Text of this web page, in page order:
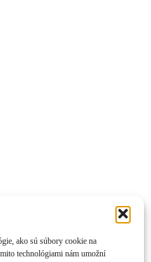
ako sú súbory cookie na
technológiami nám umožní